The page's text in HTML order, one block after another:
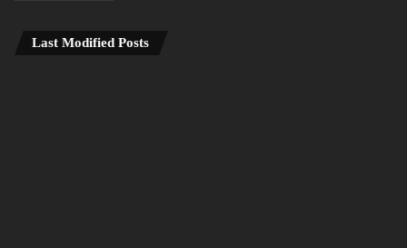
Last Modified Posts